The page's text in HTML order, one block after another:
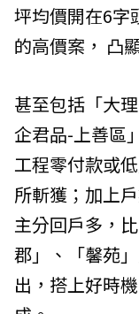
坪均價開在6字
的高價案， 凸
甚至包括「大
企君品-上善區
工程零付款或
所斬獲；加上
主分回戶多，
郡」、「馨苑
出，搭上好時